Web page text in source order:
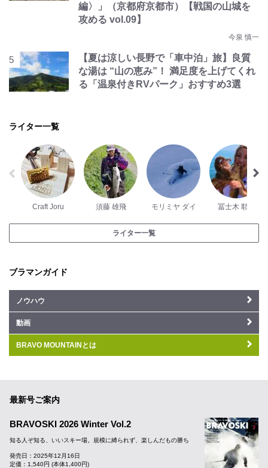
編〉」（京都府京都市）【戦国の山城を
攻める vol.09】
今泉 慎一
【夏は涼しい長野で「車中泊」旅】良質
な湯は “山の恵み”！ 満足度を上げてくれ
る「温泉付きRVパーク」おすすめ3選
ライター一覧
Craft Joru 須藤 雄飛 モリミヤ ダイ 冨士木 耶奈
ライター一覧
ブラマンガイド
ノウハウ
動画
BRAVO MOUNTAINとは
最新号ご案内
BRAVOSKI 2026 Winter Vol.2
知る人ぞ知る、いいスキー場。規模に縛られず、楽しんだもの勝ち
発売日：2025年12月16日
定価：1,540円 (本体1,400円)